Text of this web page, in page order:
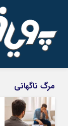
سروش
آپارات
رمز عبور
مرگ ناگهانی